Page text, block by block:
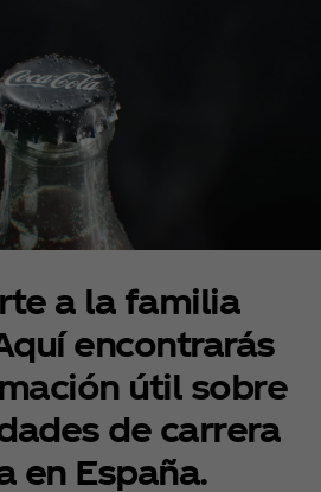
a la familia
encontrarás
útil sobre
de carrera
en España.